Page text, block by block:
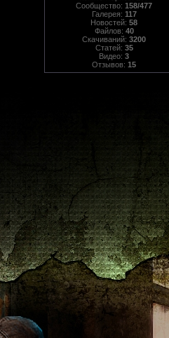
Сообщество: 158/477
Галерея: 117
Новостей: 58
Файлов: 40
Скачиваний: 3200
Статей: 35
Видео: 3
Отзывов: 15